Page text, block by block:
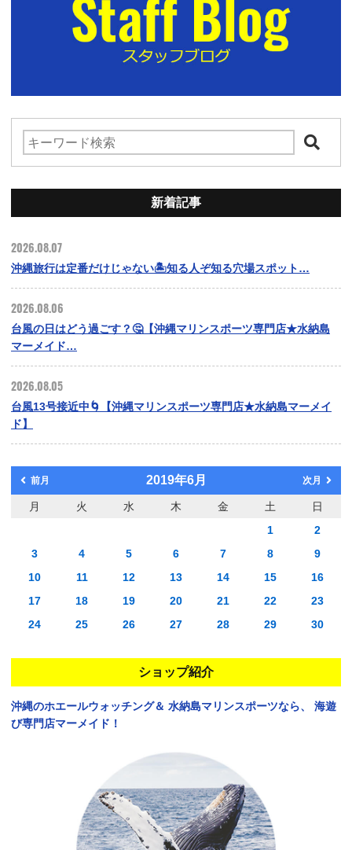
新着記事
2026.08.07
沖縄旅行は定番だけじゃない🏝️知る人ぞ知る穴場スポット…
2026.08.06
台風の日はどう過ごす？🤔【沖縄マリンスポーツ専門店★水納島
マーメイド…
2026.08.05
台風13号接近中🌀【沖縄マリンスポーツ専門店★水納島マーメイ
ド】
前月 2019年6月 次月
月 火 水 木 金 土
日
1
2
3
4 5 6 7 8
9
10
11 12 13 14 15
16
17
18 19 20 21 22
23
24
25 26 27 28 29 30
ショップ紹介
沖縄のホエールウォッチング＆ 水納島マリンスポーツなら、
海遊
び専門店マーメイド！